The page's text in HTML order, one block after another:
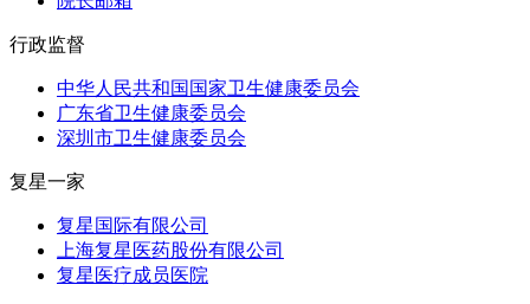
行政监督
中华人民共和国国家卫生健康委员会
广东省卫生健康委员会
深圳市卫生健康委员会
复星一家
复星国际有限公司
上海复星医药股份有限公司
复星医疗成员医院